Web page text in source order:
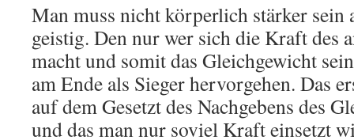
Man muss nicht körperlich stärker sein
geistig. Den nur wer sich die Kraft des
macht und somit das Gleichgewicht
am Ende als Sieger hervorgehen. Das
auf dem Gesetzt des Nachgebens des
und das man nur soviel Kraft einsetzt